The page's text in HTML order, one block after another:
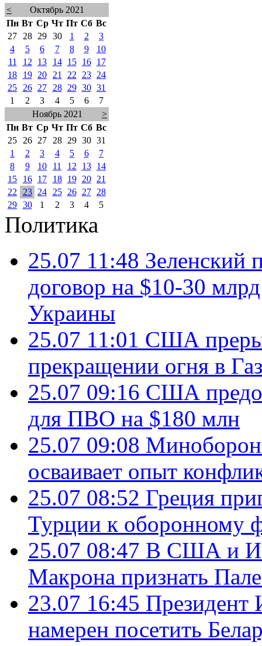
<
Октябрь 2021
Пн Вт Ср Чт Пт Сб Вс
27
28 29 30 1 2
3
4
5 6 7 8 9
10
11
12 13 14 15 16
17
18
19 20 21 22 23
24
25
26 27 28 29 30 31
1
2 3 4 5 6
7
Ноябрь 2021
>
Пн Вт Ср Чт Пт Сб Вс
25
26 27 28 29 30 31
1
2 3 4 5 6
7
8
9 10 11 12 13
14
15
16 17 18 19 20
21
22
23 24 25 26 27
28
29 30 1 2 3 4 5
Политика
25.07 11:48 Зеленский
договор на $10-30
Украины
25.07 11:01 США
прекращении огня в
25.07 09:16 США
для ПВО на $180 млн
25.07 09:08
осваивает опыт
25.07 08:52 Греция
Турции к оборонному
25.07 08:47 В США и
Макрона признать
23.07 16:45 Президент
намерен посетить